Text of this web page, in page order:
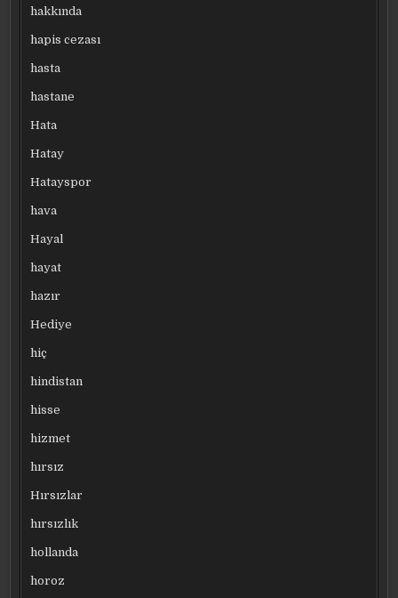
hakkında
hapis cezası
hasta
hastane
Hata
Hatay
Hatayspor
hava
Hayal
hayat
hazır
Hediye
hiç
hindistan
hisse
hizmet
hırsız
Hırsızlar
hırsızlık
hollanda
horoz